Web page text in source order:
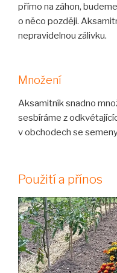
přímo na záhon,
o něco později.
nepravidelnou zálivku.
Množení
Aksamitník snadno
sesbíráme z
v obchodech se
Použití a přínos